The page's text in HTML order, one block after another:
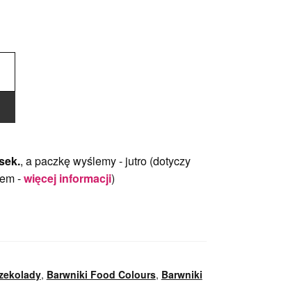
, a paczkę wyślemy - jutro(dotyczy
-więcej informacji)
, Barwniki Food Colours, Barwniki